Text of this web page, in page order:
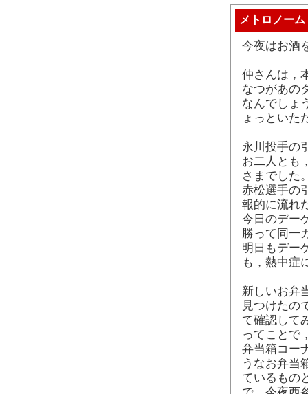
メトロノーム
今夜はお酒
仲さんは，
なつがあの
なんでしょ
ょっといた
永川投手の
お二人とも
さまでした
赤松選手の
報的に流れ
今日のデー
勝って同一
明日もデー
も，熱中症
新しいお弁
見つけたの
て確認して
ってことで
弁当箱コー
うなお弁当
ているもの